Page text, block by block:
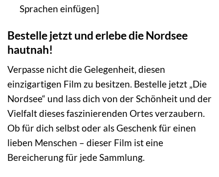
Sprachen einfügen]
Bestelle jetzt und erlebe die Nordsee
hautnah!
Verpasse nicht die Gelegenheit, diesen
einzigartigen Film zu besitzen. Bestelle jetzt „Die
Nordsee“ und lass dich von der Schönheit und der
Vielfalt dieses faszinierenden Ortes verzaubern.
Ob für dich selbst oder als Geschenk für einen
lieben Menschen – dieser Film ist eine
Bereicherung für jede Sammlung.